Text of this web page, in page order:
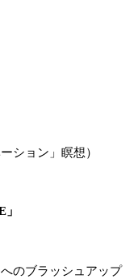
ション」瞑想）
のブラッシュアップ